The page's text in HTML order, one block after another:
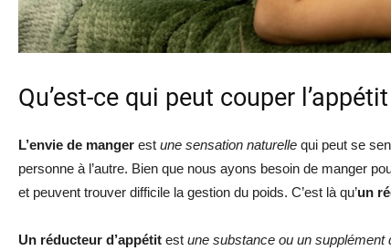
Qu’est-ce qui peut couper
L’envie de manger est une sensation naturelle qui peut se
personne à l’autre. Bien que nous ayons besoin de manger
et peuvent trouver difficile la gestion du poids. C’est là qu’un
Un réducteur d’appétit est une substance ou un supplément